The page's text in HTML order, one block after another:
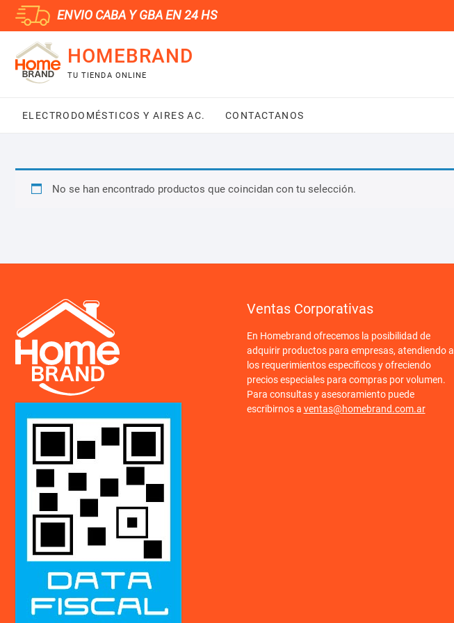
Saltar
contenido
ENVIO CABA Y GBA EN 24 HS
HOMEBRAND
TU TIENDA ONLINE
ELECTRODOMÉSTICOS Y AIRES AC. CONTACTANOS
No se han encontrado productos que coincidan con tu selección.
Ventas Corporativas
En Homebrand ofrecemos la posibilidad de
adquirir productos para empresas, atendiendo a
los requerimientos específicos y ofreciendo
precios especiales para compras por volumen.
Para consultas y asesoramiento puede
escribirnos a ventas@homebrand.com.ar